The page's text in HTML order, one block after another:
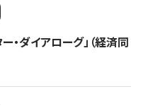
・ダイアローグ」（経済同